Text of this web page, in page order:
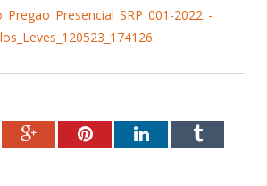
2022_-
Google+PinterestLinkedInTumblr